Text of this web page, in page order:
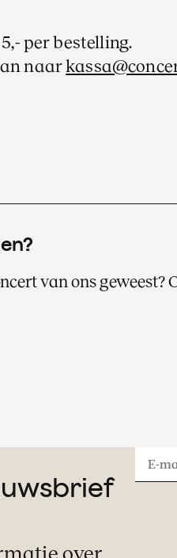
per bestelling.
naar
van ons
over
E-